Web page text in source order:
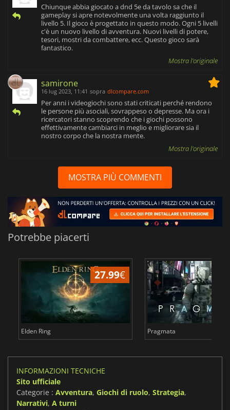
Chiunque abbia giocato a dnd 5e da tavolo sa che il
gameplay si apre notevolmente una volta raggiunto il
livello 5. Il gioco è progettato in questo modo. Ogni 5 livelli
c'è un nuovo livello di avventura. Nuovi livelli di potere,
tesori, mostri da combattere, ecc. Questo gioco sarà
fantastico.
Mostra l'originale
samirone
16 lug 2023, 11:41 sopra dlcompare.com
Per anni i videogiochi sono stati criticati perché rendono
le persone più asociali, sovrappeso o depresse. Ma ora i
ricercatori stanno scoprendo che i giochi possono
effettivamente cambiarci in meglio e migliorare sia il
nostro corpo che la nostra mente.
Mostra l'originale
MOSTRA PIÙ COMMENTI
Potrebbe piacerti
27.99€
Elden Ring Pragmata
INFORMAZIONI TECNICHE
Sito ufficiale
Categorie : Avventura, Giochi di ruolo, Strategia,
Narrativi, A turni